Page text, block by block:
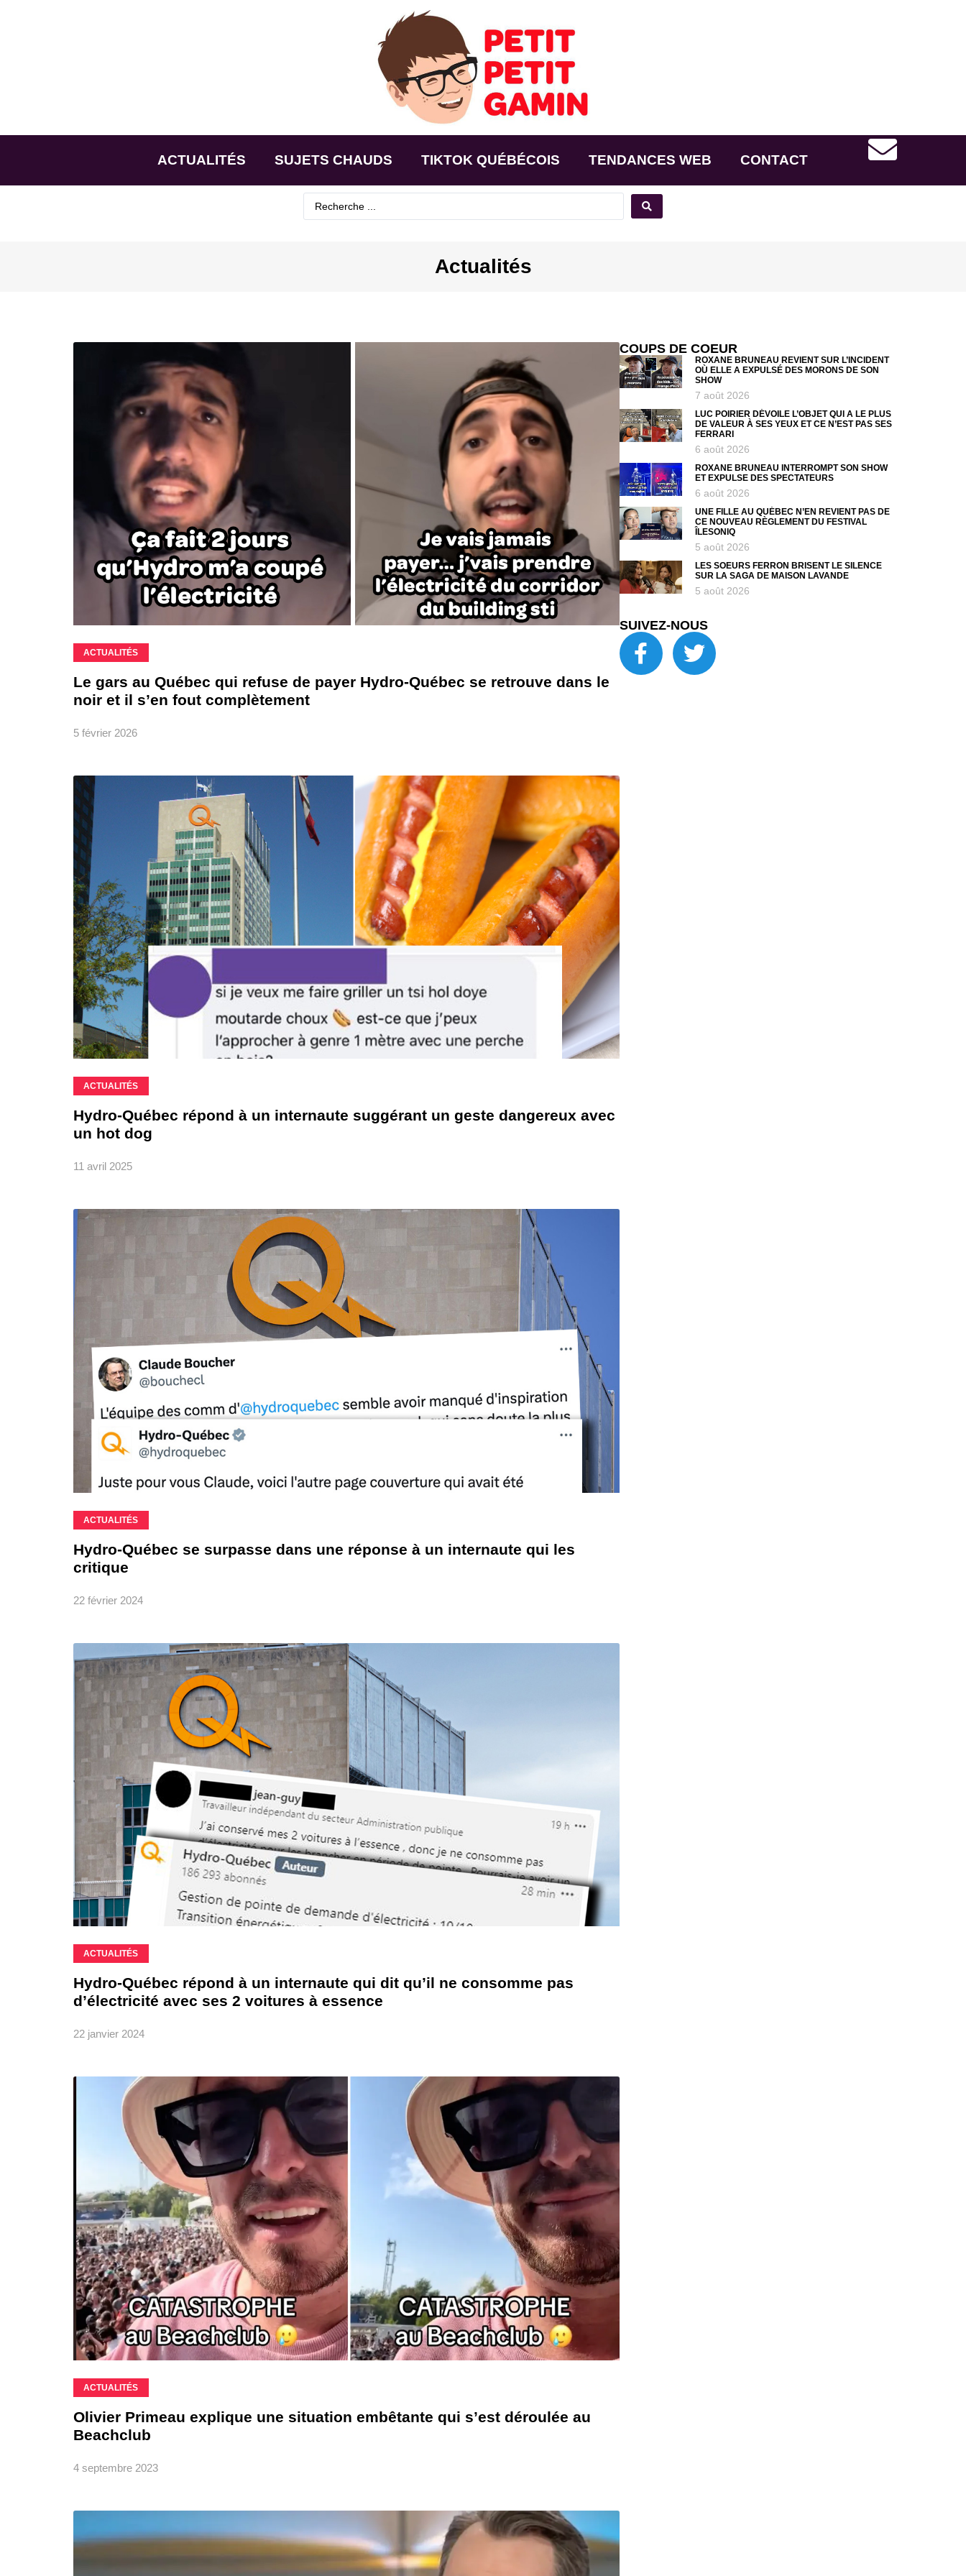
ACTUALITÉS SUJETS CHAUDS TIKTOK QUÉBÉCOIS TENDANCES WEB CONTACT
Actualités
ACTUALITÉS
Le gars au Québec qui refuse de payer Hydro-Québec se retrouve dans le
noir et il s’en fout complètement
5 février 2026
ACTUALITÉS
Hydro-Québec répond à un internaute suggérant un geste dangereux avec
un hot dog
11 avril 2025
ACTUALITÉS
Hydro-Québec se surpasse dans une réponse à un internaute qui les
critique
22 février 2024
ACTUALITÉS
Hydro-Québec répond à un internaute qui dit qu’il ne consomme pas
d’électricité avec ses 2 voitures à essence
22 janvier 2024
ACTUALITÉS
Olivier Primeau explique une situation embêtante qui s’est déroulée au
Beachclub
4 septembre 2023
COUPS DE COEUR
ROXANE BRUNEAU REVIENT SUR L’INCIDENT
OÙ ELLE A EXPULSÉ DES MORONS DE SON
SHOW
7 août 2026
LUC POIRIER DÉVOILE L’OBJET QUI A LE PLUS
DE VALEUR À SES YEUX ET CE N’EST PAS SES
FERRARI
6 août 2026
ROXANE BRUNEAU INTERROMPT SON SHOW
ET EXPULSE DES SPECTATEURS
6 août 2026
UNE FILLE AU QUÉBEC N’EN REVIENT PAS DE
CE NOUVEAU RÈGLEMENT DU FESTIVAL
ÎLESONIQ
5 août 2026
LES SOEURS FERRON BRISENT LE SILENCE
SUR LA SAGA DE MAISON LAVANDE
5 août 2026
SUIVEZ-NOUS